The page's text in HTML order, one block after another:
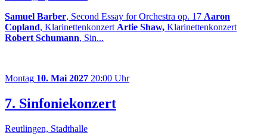
Samuel Barber, Second Essay for Orchestra op. 17 Aaron
Copland, Klarinettenkonzert Artie Shaw, Klarinettenkonzert
Robert Schumann, Sin...
Montag 10. Mai 2027 20:00 Uhr
7. Sinfoniekonzert
Reutlingen, Stadthalle